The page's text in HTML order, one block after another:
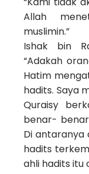
Allah
muslimin.”
Ishak bin
“Adakah
Hatim
hadits. Saya
Quraisy
benar-
Di antaranya
hadits
ahli hadits itu